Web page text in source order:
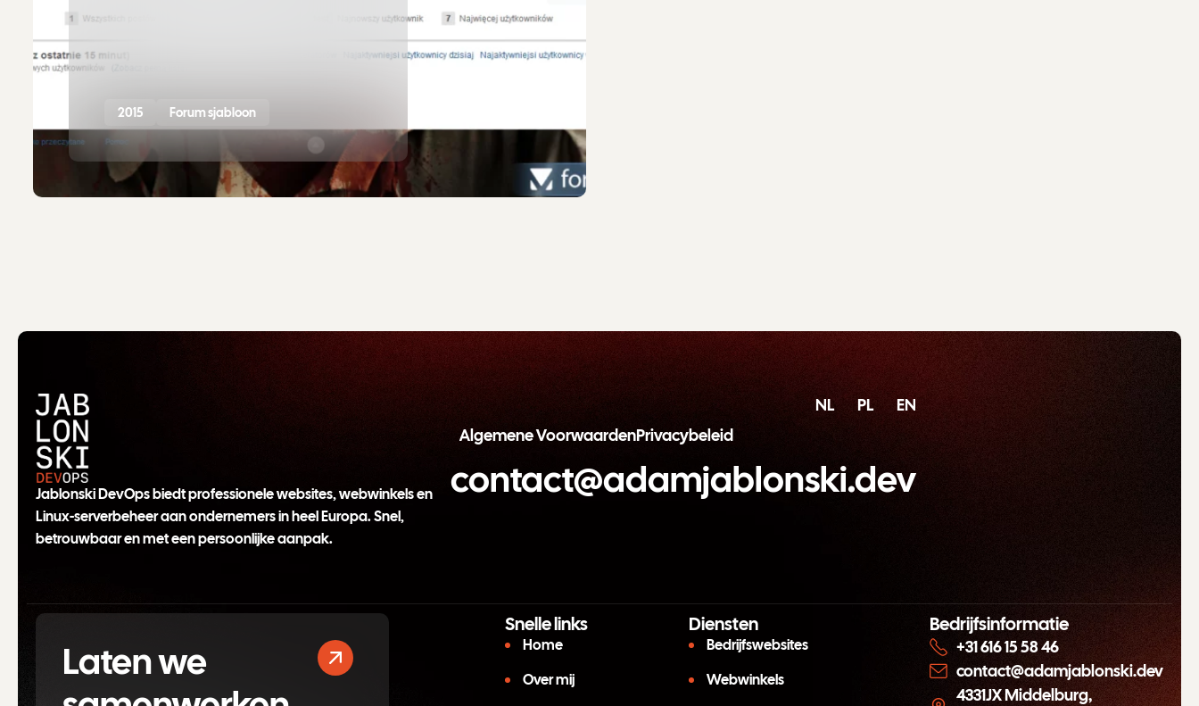
2015 Forum sjabloon
Jablonski DevOps biedt professionele websites, webwinkels en
Linux-serverbeheer aan ondernemers in heel Europa. Snel,
betrouwbaar en met een persoonlijke aanpak.
NL PL
EN
Algemene VoorwaardenPrivacybeleid
contact@adamjablonski.dev
Laten we
Snelle links
Home
Over mij
Diensten
Bedrijfswebsites
Webwinkels
Bedrijfsinformatie
+31 616 15 58 46
contact@adamjablonski.dev
4331JX Middelburg,